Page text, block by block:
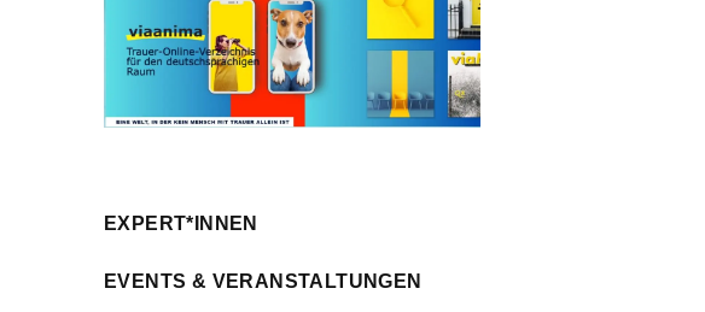
EXPERT*INNEN
EVENTS & VERANSTALTUNGEN